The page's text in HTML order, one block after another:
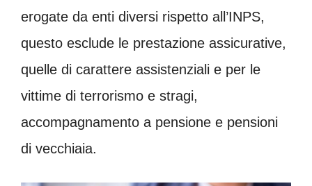
erogate da enti diversi rispetto all’INPS,
questo esclude le prestazione assicurative,
quelle di carattere assistenziali e per le
vittime di terrorismo e stragi,
accompagnamento a pensione e pensioni
di vecchiaia.